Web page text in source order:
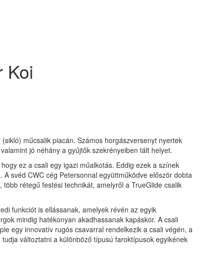
Koi
műcsalik piacán. Számos horgászversenyt nyertek
jó néhány a gyűjtők szekrényeiben tált helyet.
ez a csali egy igazi műalkotás. Eddig ezek a színek
svéd CWC cég Petersonnal együttműködve először dobta
rétegű festési technikát, amelyről a TrueGlide csalik
funkciót is ellássanak, amelyek révén az egyik
mindig hatékonyan akadhassanak kapáskor. A csali
egy innovatív rugós csavarral rendelkezik a csali végén, a
változtatni a különböző típusú faroktípusok egyikének